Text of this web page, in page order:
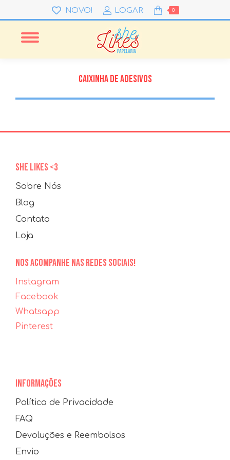
NOVO! LOGAR 0
CAIXINHA DE ADESIVOS
SHE LIKES <3
Sobre Nós
Blog
Contato
Loja
NOS ACOMPANHE NAS REDES SOCIAIS!
Instagram
Facebook
Whatsapp
Pinterest
INFORMAÇÕES
Política de Privacidade
FAQ
Devoluções e Reembolsos
Envio